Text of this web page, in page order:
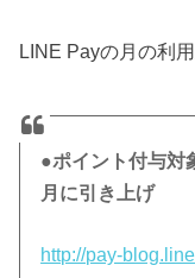
LINE Payの月の利
●ポイント付与対
月に引き上げ
http://pay-